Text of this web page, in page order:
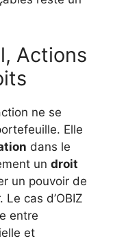
Actions
ne se
Elle
dans le
un droit
un pouvoir de
cas d’OBIZ
entre
et